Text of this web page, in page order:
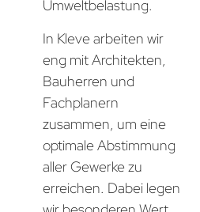
Umweltbelastung.
In Kleve arbeiten wir
eng mit Architekten,
Bauherren und
Fachplanern
zusammen, um eine
optimale Abstimmung
aller Gewerke zu
erreichen. Dabei legen